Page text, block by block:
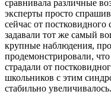
сравнивала различные
эксперты просто
сейчас от
задавали тот же самый
крупные наблюдения,
продемонстрировали,
страдали от
школьников с этим
стабильно увеличивалось.